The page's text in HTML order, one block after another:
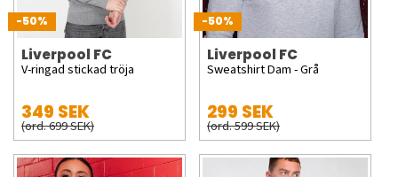
-50%
Liverpool FC
V-ringad stickad tröja
349 SEK
(ord. 699 SEK)
-50%
Liverpool FC
Sweatshirt Dam - Grå
299 SEK
(ord. 599 SEK)